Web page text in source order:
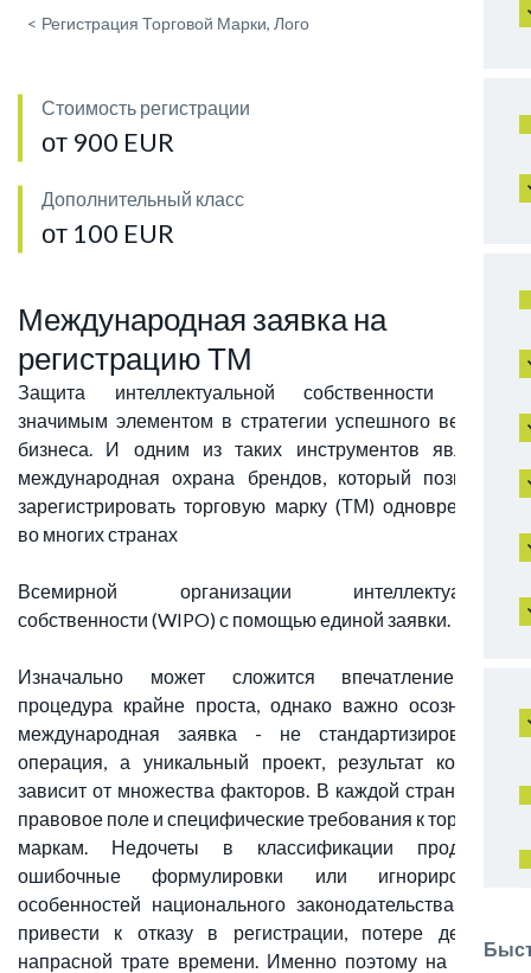
< Регистрация Торговой Марки, Лого
Стоимость регистрации
от 900 EUR
Дополнительный класс
от 100 EUR
Международная заявка на
регистрацию ТМ
Защита интеллектуальной собственности стала
значимым элементом в стратегии успешного ведения
бизнеса. И одним из таких инструментов является
международная охрана брендов, который позволяет
зарегистрировать торговую марку (ТМ) одновременно
во многих странах
Всемирной организации интеллектуальной
собственности (WIPO) с помощью единой заявки.
Изначально может сложится впечатление, что
процедура крайне проста, однако важно осознавать:
международная заявка - не стандартизированная
операция, а уникальный проект, результат которого
зависит от множества факторов. В каждой стране свои
правовое поле и специфические требования к торговым
маркам. Недочеты в классификации продукции,
ошибочные формулировки или игнорирование
особенностей национального законодательства могут
привести к отказу в регистрации, потере денег и
напрасной трате времени. Именно поэтому на старте